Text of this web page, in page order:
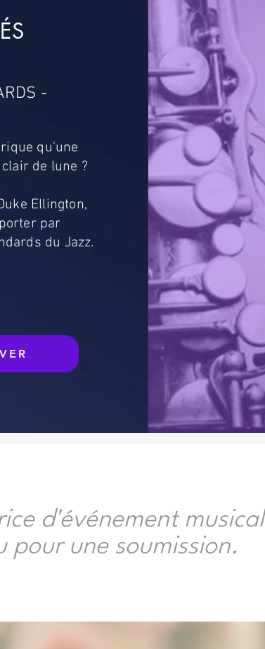
-
qu'une
de lune ?
Ellington,
par
du Jazz.
d'événement musical
pour une soumission.